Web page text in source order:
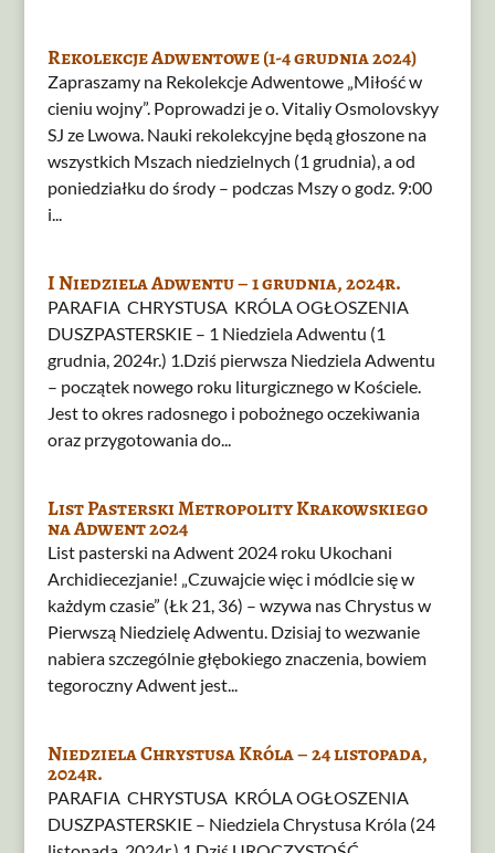
Rekolekcje Adwentowe (1-4 grudnia 2024)
Zapraszamy na Rekolekcje Adwentowe „Miłość w
cieniu wojny”. Poprowadzi je o. Vitaliy Osmolovskyy
SJ ze Lwowa. Nauki rekolekcyjne będą głoszone na
wszystkich Mszach niedzielnych (1 grudnia), a od
poniedziałku do środy – podczas Mszy o godz. 9:00
i...
I Niedziela Adwentu – 1 grudnia, 2024r.
PARAFIA CHRYSTUSA KRÓLA OGŁOSZENIA
DUSZPASTERSKIE – 1 Niedziela Adwentu (1
grudnia, 2024r.) 1.Dziś pierwsza Niedziela Adwentu
– początek nowego roku liturgicznego w Kościele.
Jest to okres radosnego i pobożnego oczekiwania
oraz przygotowania do...
List Pasterski Metropolity Krakowskiego
na Adwent 2024
List pasterski na Adwent 2024 roku Ukochani
Archidiecezjanie! „Czuwajcie więc i módlcie się w
każdym czasie” (Łk 21, 36) – wzywa nas Chrystus w
Pierwszą Niedzielę Adwentu. Dzisiaj to wezwanie
nabiera szczególnie głębokiego znaczenia, bowiem
tegoroczny Adwent jest...
Niedziela Chrystusa Króla – 24 listopada,
2024r.
PARAFIA CHRYSTUSA KRÓLA OGŁOSZENIA
DUSZPASTERSKIE – Niedziela Chrystusa Króla (24